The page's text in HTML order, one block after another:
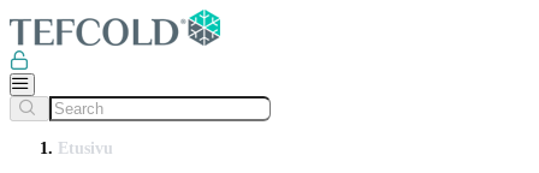
Etusivu